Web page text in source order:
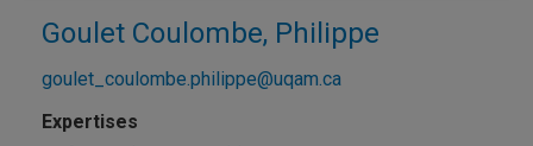
Goulet Coulombe, Philippe
goulet_coulombe.philippe@uqam.ca